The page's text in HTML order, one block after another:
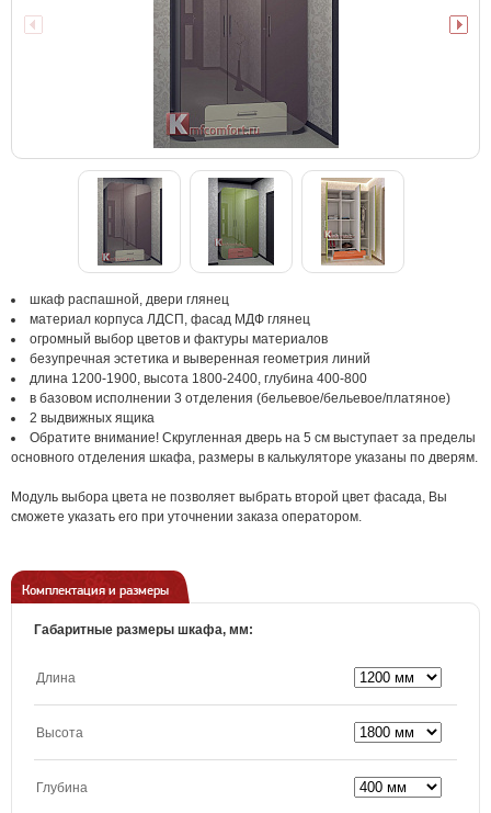
шкаф распашной, двери глянец
материал корпуса ЛДСП, фасад МДФ глянец
огромный выбор цветов и фактуры материалов
безупречная эстетика и выверенная геометрия линий
длина 1200-1900, высота 1800-2400, глубина 400-800
в базовом исполнении 3 отделения (бельевое/бельевое/платяное)
2 выдвижных ящика
Обратите внимание! Скругленная дверь на 5 см выступает за пределы
основного отделения шкафа, размеры в калькуляторе указаны по дверям.
Модуль выбора цвета не позволяет выбрать второй цвет фасада, Вы
сможете указать его при уточнении заказа оператором.
Комплектация и размеры
Габаритные размеры шкафа, мм:
Длина
Высота
Глубина